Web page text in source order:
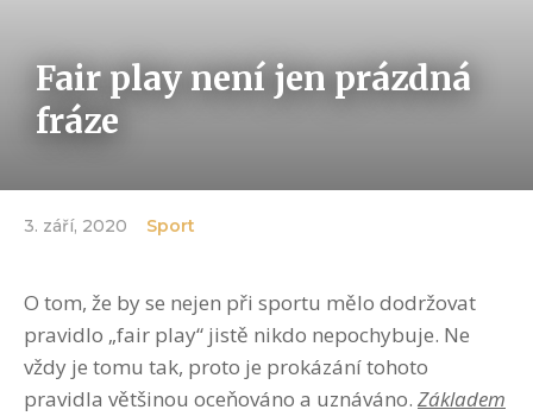
Fair play není jen prázdná
fráze
3. září, 2020 Sport
O tom, že by se nejen při sportu mělo dodržovat
pravidlo „fair play“ jistě nikdo nepochybuje. Ne
vždy je tomu tak, proto je prokázání tohoto
pravidla většinou oceňováno a uznáváno. Základem